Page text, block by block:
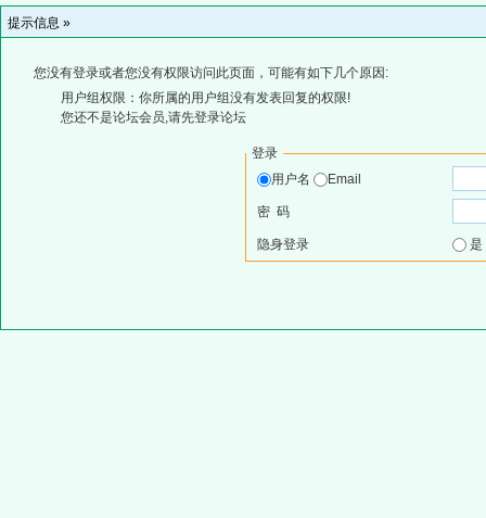
提示信息 »
您没有登录或者您没有权限访问此页面，可能有如下几个原因:
用户组权限：你所属的用户组没有发表回复的权限!
您还不是论坛会员,请先登录论坛
登录
用户名
Email
密 码
隐身登录